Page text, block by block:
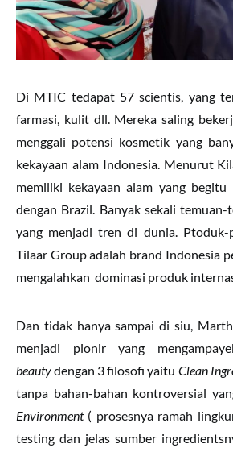
Di MTIC tedapat 57 scientis, yang
farmasi, kulit dll. Mereka saling
menggali potensi kosmetik yang
kekayaan alam Indonesia. Menurut
memiliki kekayaan alam yang begitu
dengan Brazil. Banyak sekali
yang menjadi tren di dunia.
Tilaar Group adalah brand Indonesia
mengalahkan dominasi produk
Dan tidak hanya sampai di siu,
menjadi pionir yang
beautydengan 3 filosofi yaitu Clean
tanpa bahan-bahan kontroversial
Environment( prosesnya ramah
testing dan jelas sumber